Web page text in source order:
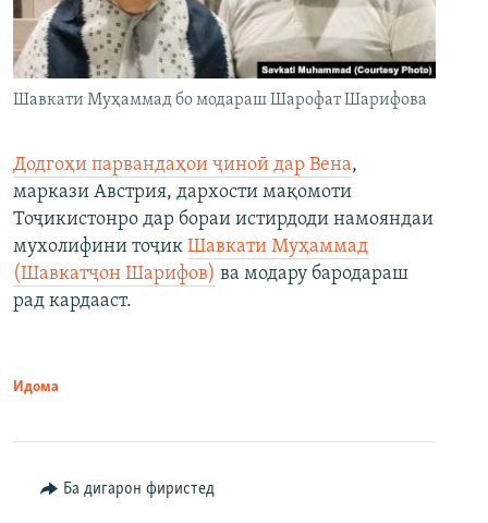
Шавкати Муҳаммад бо модараш Шарофат Шарифова
Додгоҳи парвандаҳои ҷиноӣ дар Вена,
маркази Австрия, дархости мақомоти
Тоҷикистонро дар бораи истирдоди намояндаи
мухолифини тоҷик Шавкати Муҳаммад
(Шавкатҷон Шарифов) ва модару бародараш
рад кардааст.
Идома
Ба дигарон фиристед